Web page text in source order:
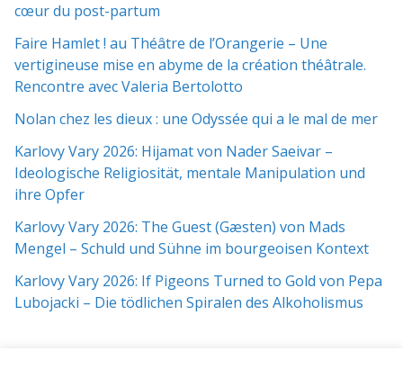
cœur du post-partum
Faire Hamlet ! au Théâtre de l’Orangerie – Une
vertigineuse mise en abyme de la création théâtrale.
Rencontre avec Valeria Bertolotto
Nolan chez les dieux : une Odyssée qui a le mal de mer
Karlovy Vary 2026: Hijamat von Nader Saeivar​​ –
Ideologische Religiosität, mentale Manipulation und
ihre Opfer
Karlovy Vary 2026: The Guest (Gæsten) von Mads
Mengel – Schuld und Sühne im bourgeoisen Kontext
Karlovy Vary 2026: If Pigeons Turned to Gold von Pepa
Lubojacki – Die tödlichen Spiralen des Alkoholismus